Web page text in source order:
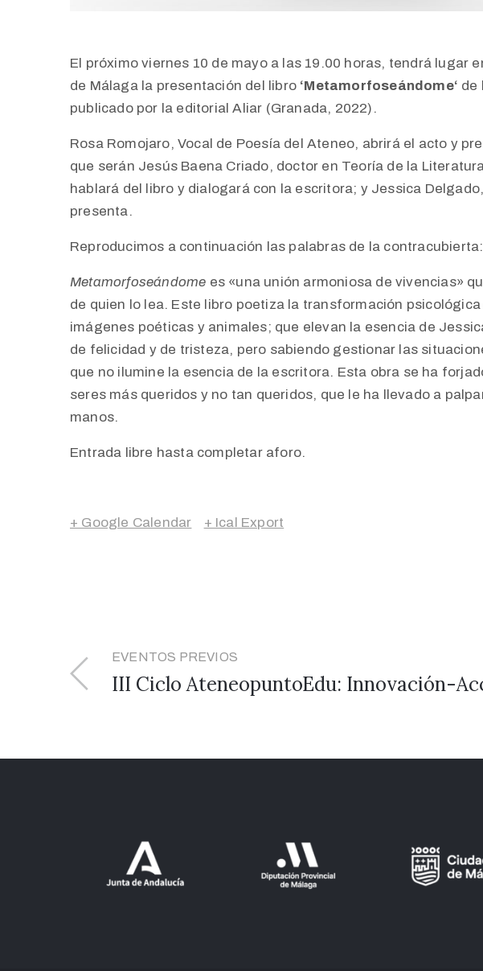
El próximo viernes 10 de mayo a las 19.00 horas, tendrá lugar
de Málaga la presentación del libro ‘Metamorfoseándome‘ de
publicado por la editorial Aliar (Granada, 2022).
Rosa Romojaro, Vocal de Poesía del Ateneo, abrirá el acto y
que serán Jesús Baena Criado, doctor en Teoría de la
hablará del libro y dialogará con la escritora; y Jessica
presenta.
Reproducimos a continuación las palabras de la contracubierta:
Metamorfoseándome es «una unión armoniosa de vivencias»
de quien lo lea. Este libro poetiza la transformación
imágenes poéticas y animales; que elevan la esencia de
de felicidad y de tristeza, pero sabiendo gestionar las
que no ilumine la esencia de la escritora. Esta obra se ha
seres más queridos y no tan queridos, que le ha llevado a
manos.
Entrada libre hasta completar aforo.
+ Google Calendar + Ical Export
EVENTOS PREVIOS
III Ciclo AteneopuntoEdu: Innovación-